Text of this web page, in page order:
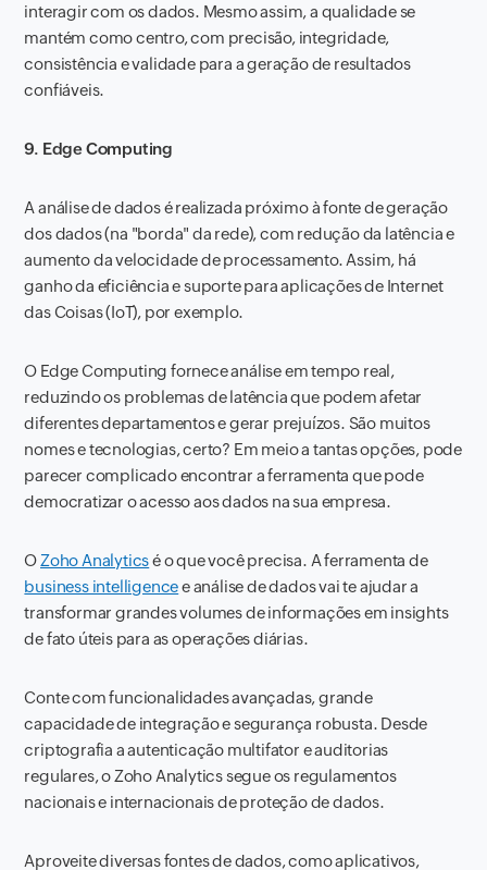
interagir com os dados. Mesmo assim, a qualidade se
mantém como centro, com precisão, integridade,
consistência e validade para a geração de resultados
confiáveis.
9. Edge Computing
A análise de dados é realizada próximo à fonte de geração
dos dados (na "borda" da rede), com redução da latência e
aumento da velocidade de processamento. Assim, há
ganho da eficiência e suporte para aplicações de Internet
das Coisas (IoT), por exemplo.
O Edge Computing fornece análise em tempo real,
reduzindo os problemas de latência que podem afetar
diferentes departamentos e gerar prejuízos. São muitos
nomes e tecnologias, certo? Em meio a tantas opções, pode
parecer complicado encontrar a ferramenta que pode
democratizar o acesso aos dados na sua empresa.
O Zoho Analyticsé o que você precisa. A ferramenta de
business intelligencee análise de dados vai te ajudar a
transformar grandes volumes de informações em insights
de fato úteis para as operações diárias.
Conte com funcionalidades avançadas, grande
capacidade de integração e segurança robusta. Desde
criptografia a autenticação multifator e auditorias
regulares, o Zoho Analytics segue os regulamentos
nacionais e internacionais de proteção de dados.
Aproveite diversas fontes de dados, como aplicativos,